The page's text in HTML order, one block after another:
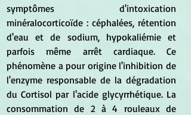
symptômes d'intoxication
minéralocorticoïde : céphalées, rétention
d'eau et de sodium, hypokaliémie et
parfois même arrêt cardiaque. Ce
phénomène a pour origine l'inhibition de
l'enzyme responsable de la dégradation
du Cortisol par l'acide glycyrrhétique. La
consommation de 2 à 4 rouleaux de